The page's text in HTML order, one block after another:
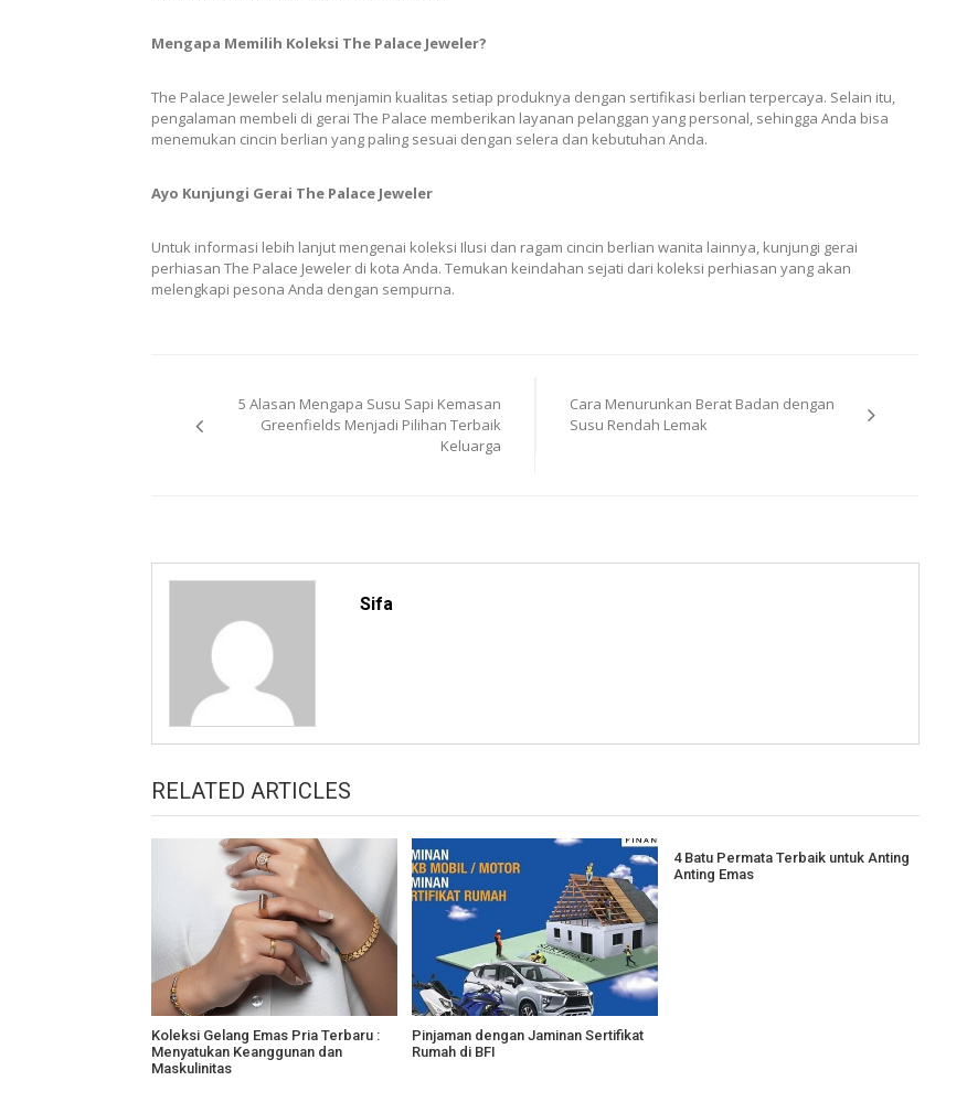
Mengapa Memilih Koleksi The Palace Jeweler?
The Palace Jeweler selalu menjamin kualitas setiap produknya dengan sertifikasi berlian terpercaya. Selain itu,
pengalaman membeli di gerai The Palace memberikan layanan pelanggan yang personal, sehingga Anda bisa
menemukan cincin berlian yang paling sesuai dengan selera dan kebutuhan Anda.
Ayo Kunjungi Gerai The Palace Jeweler
Untuk informasi lebih lanjut mengenai koleksi Ilusi dan ragam cincin berlian wanita lainnya, kunjungi gerai
perhiasan The Palace Jeweler di kota Anda. Temukan keindahan sejati dari koleksi perhiasan yang akan
melengkapi pesona Anda dengan sempurna.
navigation
5 Alasan Mengapa Susu Sapi Kemasan
Greenfields Menjadi Pilihan Terbaik
Keluarga
Cara Menurunkan Berat Badan dengan
Susu Rendah Lemak
Sifa
RELATED ARTICLES
Koleksi Gelang Emas Pria Terbaru :
Menyatukan Keanggunan dan
Maskulinitas
Pinjaman dengan Jaminan Sertifikat
Rumah di BFI
4 Batu Permata Terbaik untuk Anting
Anting Emas